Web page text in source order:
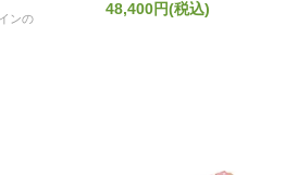
ンの
48,400円(税込)